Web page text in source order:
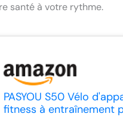
santé à votre rythme.
PASYOU S50 Vélo
fitness à entraînement